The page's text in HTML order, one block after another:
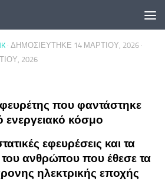
· ΔΗΜΟΣΙΕΎΤΗΚΕ 14 ΜΑΡΤΊΟΥ, 2026 ·
2026
που φαντάστηκε
ενεργειακό κόσμο
εφευρέσεις και τα
ανθρώπου που έθεσε τα
ηλεκτρικής εποχής